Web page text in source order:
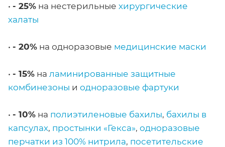
• - 25% на нестерильные хирургические
халаты
• - 20% на одноразовые медицинские маски
• - 15% на ламинированные защитные
комбинезоны и одноразовые фартуки
• - 10% на полиэтиленовые бахилы, бахилы в
капсулах, простынки «Гекса», одноразовые
перчатки из 100% нитрила, посетительские